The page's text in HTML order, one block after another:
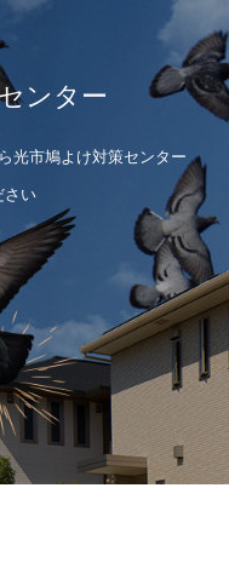
ンター
光市鳩よけ対策センター
さい